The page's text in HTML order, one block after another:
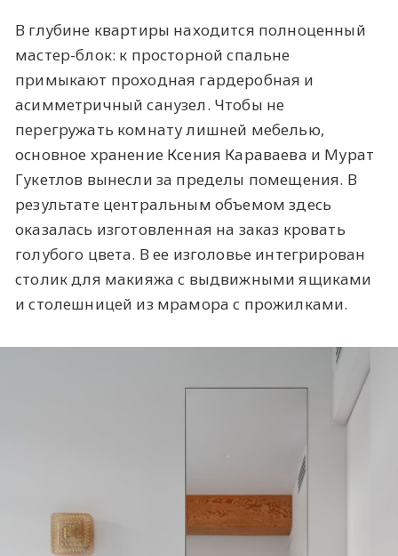
В глубине квартиры находится полноценный
мастер-блок: к просторной спальне
примыкают проходная гардеробная и
асимметричный санузел. Чтобы не
перегружать комнату лишней мебелью,
основное хранение Ксения Караваева и Мурат
Гукетлов вынесли за пределы помещения. В
результате центральным объемом здесь
оказалась изготовленная на заказ кровать
голубого цвета. В ее изголовье интегрирован
столик для макияжа с выдвижными ящиками
и столешницей из мрамора с прожилками.